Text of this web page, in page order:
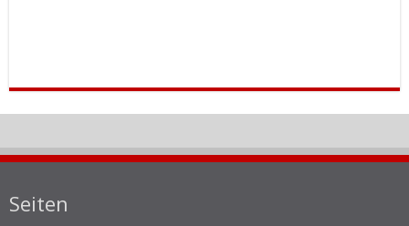
Seiten